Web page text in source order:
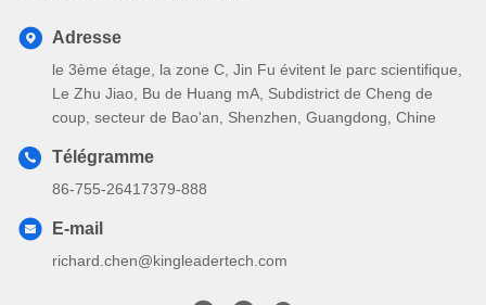
Adresse
le 3ème étage, la zone C, Jin Fu évitent le parc scientifique,
Le Zhu Jiao, Bu de Huang mA, Subdistrict de Cheng de
coup, secteur de Bao'an, Shenzhen, Guangdong, Chine
Télégramme
86-755-26417379-888
E-mail
richard.chen@kingleadertech.com